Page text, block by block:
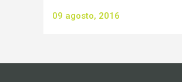
09 agosto, 2016